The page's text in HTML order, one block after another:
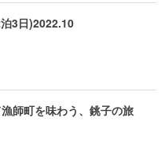
3日)2022.10
師町を味わう、銚子の旅